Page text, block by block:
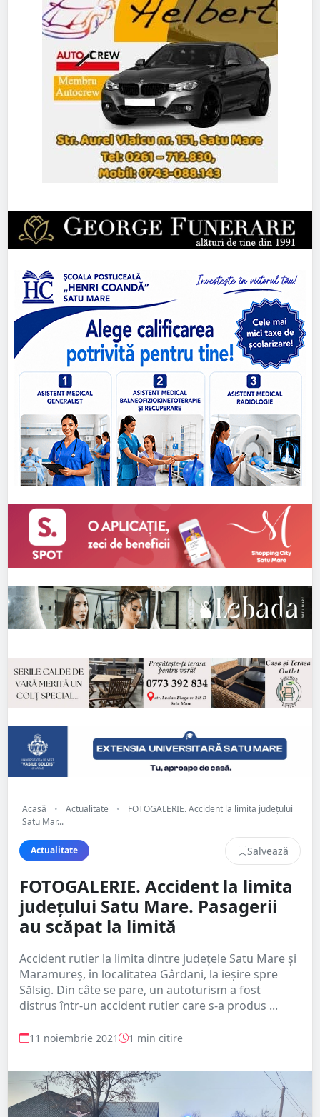
Acasă • Actualitate •
FOTOGALERIE. Accident la limita județului
Satu Mar...
Actualitate Salvează
FOTOGALERIE. Accident la limita
județului Satu Mare. Pasagerii
au scăpat la limită
Accident rutier la limita dintre județele Satu Mare și
Maramureș, în localitatea Gârdani, la ieșire spre
Sălsig. Din câte se pare, un autoturism a fost
distrus într-un accident rutier care s-a produs ...
11 noiembrie 2021 1 min citire